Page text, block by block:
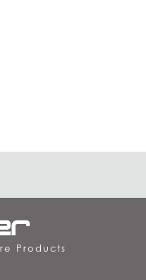
Products